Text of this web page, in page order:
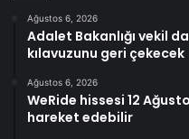
Ağustos 6, 2026
Adalet Bakanlığı vekil
kılavuzunu geri çekecek
Ağustos 6, 2026
WeRide hissesi 12
hareket edebilir